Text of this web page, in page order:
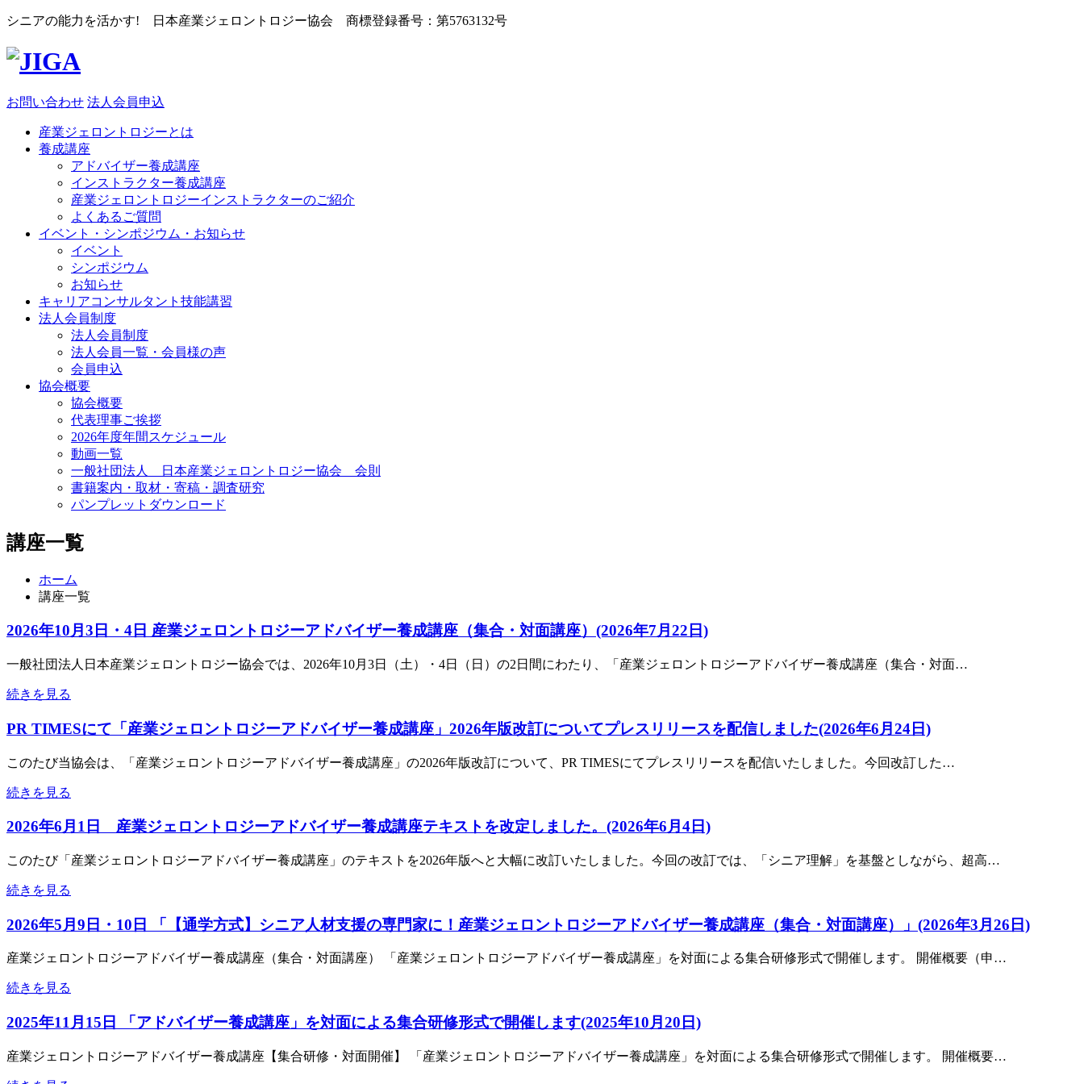
シニアの能力を活かす! 日本産業ジェロントロジー協会 商標登録番号：第5763132号
お問い合わせ 法人会員申込
産業ジェロントロジーとは
養成講座
アドバイザー養成講座
インストラクター養成講座
産業ジェロントロジーインストラクターのご紹介
よくあるご質問
イベント・シンポジウム・お知らせ
イベント
シンポジウム
お知らせ
キャリアコンサルタント技能講習
法人会員制度
法人会員制度
法人会員一覧・会員様の声
会員申込
協会概要
協会概要
代表理事ご挨拶
2026年度年間スケジュール
動画一覧
一般社団法人 日本産業ジェロントロジー協会 会則
書籍案内・取材・寄稿・調査研究
パンプレットダウンロード
講座一覧
ホーム
講座一覧
2026年10月3日・4日 産業ジェロントロジーアドバイザー養成講座（集合・対面講座） (2026年7月22日)
一般社団法人日本産業ジェロントロジー協会では、2026年10月3日（土）・4日（日）の2日間にわたり、「産業ジェロントロジーアドバイザー養成講座（集合・対面…
続きを見る
PR TIMESにて「産業ジェロントロジーアドバイザー養成講座」2026年版改訂についてプレスリリースを配信しました(2026年6月24日)
このたび当協会は、「産業ジェロントロジーアドバイザー養成講座」の2026年版改訂について、PR TIMESにてプレスリリースを配信いたしました。今回改訂した…
続きを見る
2026年6月1日 産業ジェロントロジーアドバイザー養成講座テキストを改定しました。 (2026年6月4日)
このたび「産業ジェロントロジーアドバイザー養成講座」のテキストを2026年版へと大幅に改訂いたしました。今回の改訂では、「シニア理解」を基盤としながら、超高…
続きを見る
2026年5月9日・10日 「【通学方式】シニア人材支援の専門家に！産業ジェロントロジーアドバイザー養成講座（集合・対面講座）」 (2026年3月26日)
産業ジェロントロジーアドバイザー養成講座（集合・対面講座） 「産業ジェロントロジーアドバイザー養成講座」を対面による集合研修形式で開催します。 開催概要（申…
続きを見る
2025年11月15日 「アドバイザー養成講座」を対面による集合研修形式で開催します(2025年10月20日)
産業ジェロントロジーアドバイザー養成講座【集合研修・対面開催】 「産業ジェロントロジーアドバイザー養成講座」を対面による集合研修形式で開催します。 開催概要…